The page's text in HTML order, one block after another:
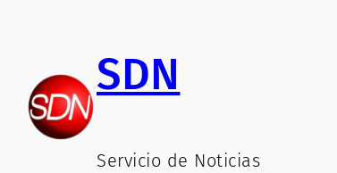
contenido
SDN
Servicio de Noticias